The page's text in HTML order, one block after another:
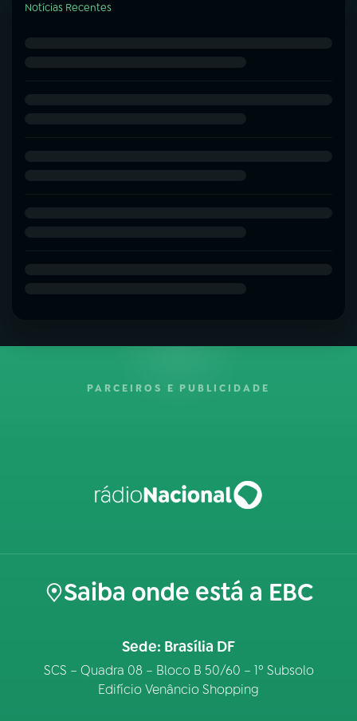
Notícias Recentes
PARCEIROS E PUBLICIDADE
Saiba onde está a EBC
Sede: Brasília DF
SCS – Quadra 08 – Bloco B 50/60 – 1º Subsolo
Edifício Venâncio Shopping